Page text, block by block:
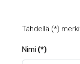
Tähdellä (*)
Nimi (*)